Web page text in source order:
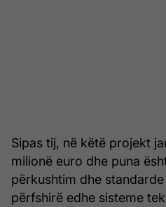
Sipas tij, në këtë projekt
milionë euro dhe puna
përkushtim dhe
përfshirë edhe sisteme